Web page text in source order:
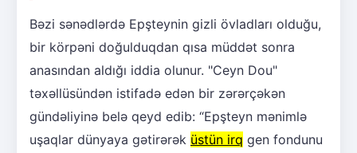
Bəzi sənədlərdə Epşteynin gizli övladları olduğu,
bir körpəni doğulduqdan qısa müddət sonra
anasından aldığı iddia olunur. "Ceyn Dou"
təxəllüsündən istifadə edən bir zərərçəkən
gündəliyinə belə qeyd edib: “Epşteyn mənimlə
uşaqlar dünyaya gətirərək üstün irq gen fondunu